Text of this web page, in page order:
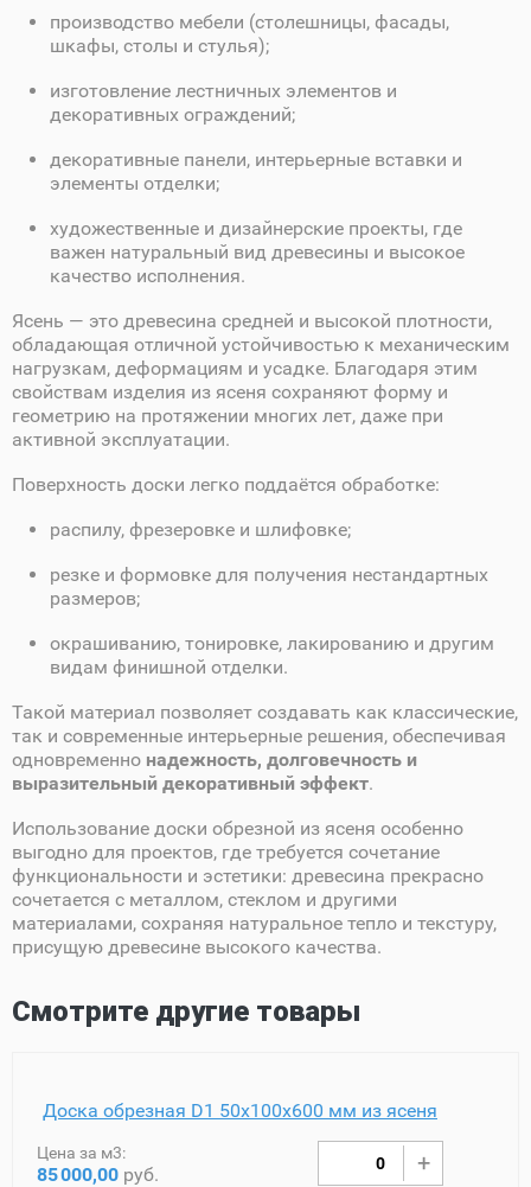
производство мебели (столешницы, фасады,
шкафы, столы и стулья);
изготовление лестничных элементов и
декоративных ограждений;
декоративные панели, интерьерные вставки и
элементы отделки;
художественные и дизайнерские проекты, где
важен натуральный вид древесины и высокое
качество исполнения.
Ясень — это древесина средней и высокой плотности,
обладающая отличной устойчивостью к механическим
нагрузкам, деформациям и усадке. Благодаря этим
свойствам изделия из ясеня сохраняют форму и
геометрию на протяжении многих лет, даже при
активной эксплуатации.
Поверхность доски легко поддаётся обработке:
распилу, фрезеровке и шлифовке;
резке и формовке для получения нестандартных
размеров;
окрашиванию, тонировке, лакированию и другим
видам финишной отделки.
Такой материал позволяет создавать как классические,
так и современные интерьерные решения, обеспечивая
одновременно надежность, долговечность и
выразительный декоративный эффект.
Использование доски обрезной из ясеня особенно
выгодно для проектов, где требуется сочетание
функциональности и эстетики: древесина прекрасно
сочетается с металлом, стеклом и другими
материалами, сохраняя натуральное тепло и текстуру,
присущую древесине высокого качества.
Смотрите другие товары
Доска обрезная D1 50х100х600 мм из ясеня
Цена за м3:
85000,00 руб.